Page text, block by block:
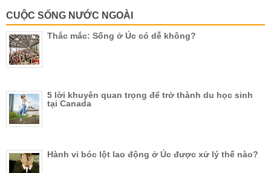
CUỘC SỐNG NƯỚC NGOÀI
Thắc mắc: Sống ở Úc có dễ không?
5 lời khuyên quan trọng để trở thành du học sinh
tại Canada
Hành vi bóc lột lao động ở Úc được xử lý thế nào?